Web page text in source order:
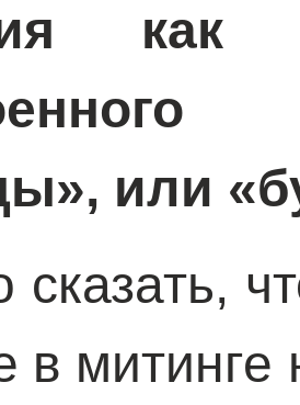
как
или
в